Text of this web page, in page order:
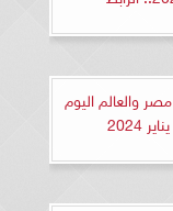
والعالم اليوم